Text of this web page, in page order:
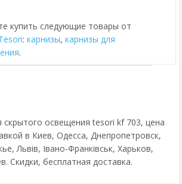
купить следующие товары от
: карнизы, карнизы для
.
скрытого освещения tesori kf 703, цена
в Киев, Одесса, Днепропетровск,
Львів, Івано-Франківськ, Харьков,
Скидки, бесплатная доставка.